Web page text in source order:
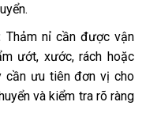
Thảm nỉ cần được vận
ướt, xước, rách hoặc
cần ưu tiên đơn vị cho
và kiểm tra rõ ràng